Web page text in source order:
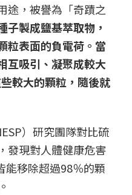
途，被譽為「奇蹟之
子製成鹽基萃取物，
粒表面的負電荷。當
互吸引、凝聚成較大
較大的顆粒，隨後就
）研究團隊對比硫
發現對人體健康危害
能移除超過98％的顆